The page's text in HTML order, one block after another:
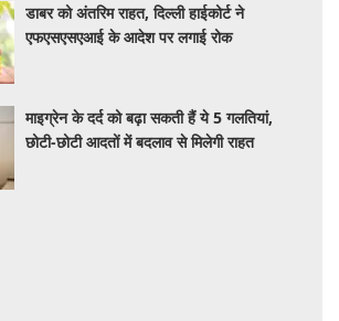
डाबर को अंतरिम राहत, दिल्ली हाईकोर्ट ने
एफएसएसएआई के आदेश पर लगाई रोक
माइग्रेन के दर्द को बढ़ा सकती हैं ये 5 गलतियां,
छोटी-छोटी आदतों में बदलाव से मिलेगी राहत